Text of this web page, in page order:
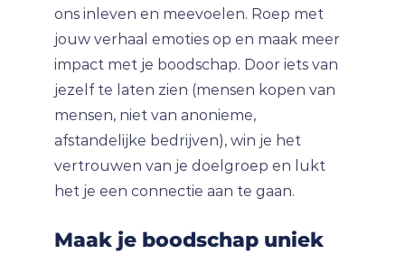
ons inleven en meevoelen. Roep met
jouw verhaal emoties op en maak meer
impact met je boodschap. Door iets van
jezelf te laten zien (mensen kopen van
mensen, niet van anonieme,
afstandelijke bedrijven), win je het
vertrouwen van je doelgroep en lukt
het je een connectie aan te gaan.
Maak je boodschap uniek